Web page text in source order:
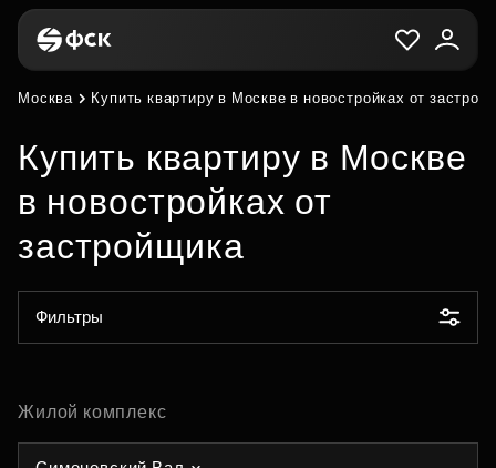
Москва Купить квартиру в Москве в новостройках от
Купить квартиру в Москве
в новостройках от
застройщика
Фильтры
Жилой комплекс